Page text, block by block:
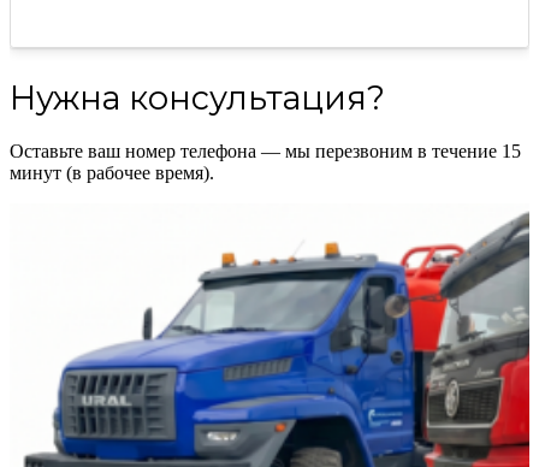
Нужна консультация?
Оставьте ваш номер телефона — мы перезвоним в течение 15
минут (в рабочее время).